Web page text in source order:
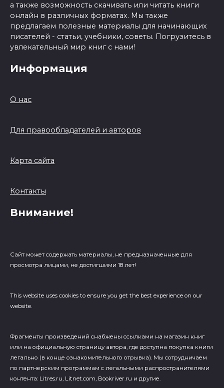
а также возможность скачивать или читать книги
онлайн в различных форматах. Мы также
предлагаем полезные материалы для начинающих
писателей - статьи, учебники, советы. Погрузитесь в
увлекательный мир книг с нами!
Информация
О нас
Для правообладателей и авторов
Карта сайта
Контакты
Внимание!
Сайт может содержать материалы, не предназначенные для
просмотра лицами, не достигшими 18 лет!
This website uses cookies to ensure you get the best experience on our
website.
Фрагменты произведений cнабжены ссылками на магазин книг
или на официальную страницу автора, где доступна покупка книги
легально (в конце ознакомительного отрывка). Мы сотрудничаем
по партнерским программам с легальными распространителями
контента: Litres.ru, Litnet.com, Bookriver.ru и другие.